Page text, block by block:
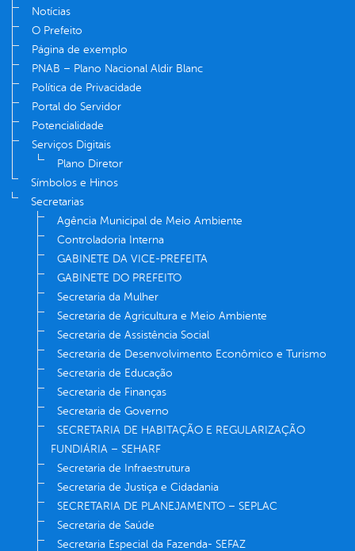
Notícias
O Prefeito
Página de exemplo
PNAB – Plano Nacional Aldir Blanc
Política de Privacidade
Portal do Servidor
Potencialidade
Serviços Digitais
Plano Diretor
Símbolos e Hinos
Secretarias
Agência Municipal de Meio Ambiente
Controladoria Interna
GABINETE DA VICE-PREFEITA
GABINETE DO PREFEITO
Secretaria da Mulher
Secretaria de Agricultura e Meio Ambiente
Secretaria de Assistência Social
Secretaria de Desenvolvimento Econômico e Turismo
Secretaria de Educação
Secretaria de Finanças
Secretaria de Governo
SECRETARIA DE HABITAÇÃO E REGULARIZAÇÃO
FUNDIÁRIA – SEHARF
Secretaria de Infraestrutura
Secretaria de Justiça e Cidadania
SECRETARIA DE PLANEJAMENTO – SEPLAC
Secretaria de Saúde
Secretaria Especial da Fazenda- SEFAZ